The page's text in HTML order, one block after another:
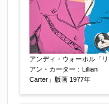
作品コンディショ
アンディ・ウォーホル「リ
アン・カーター：Lillian
Carter」版画 1977年